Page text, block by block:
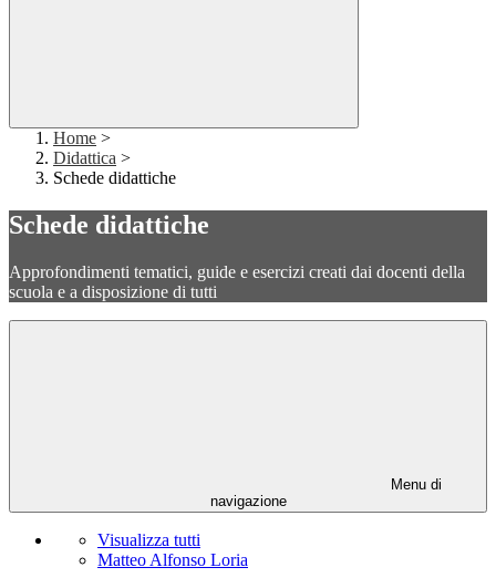
Home >
Didattica >
Schede didattiche
Schede didattiche
Approfondimenti tematici, guide e esercizi creati dai docenti della
scuola e a disposizione di tutti
Menu di
navigazione
Visualizza tutti
Matteo Alfonso Loria